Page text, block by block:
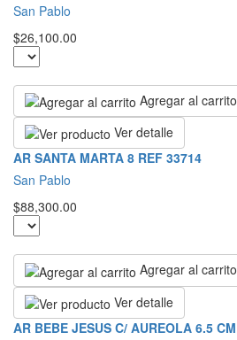
San Pablo
$26,100.00
Agregar al carrito
Ver detalle
AR SANTA MARTA 8 REF 33714
San Pablo
$88,300.00
Agregar al carrito
Ver detalle
AR BEBE JESUS C/ AUREOLA 6.5 CM